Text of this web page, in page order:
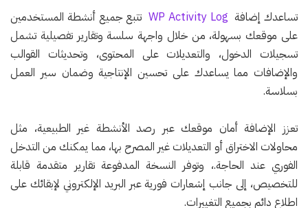
تساعدك إضافة WP Activity Log تتبع جميع أنشطة المستخدمين
على موقعك بسهولة، من خلال واجهة سلسة وتقارير تفصيلية تشمل
تسجيلات الدخول، والتعديلات على المحتوى، وتحديثات القوالب
والإضافات مما يساعدك على تحسين الإنتاجية وضمان سير العمل
بسلاسة.
تعزز الإضافة أمان موقعك عبر رصد الأنشطة غير الطبيعية، مثل
محاولات الاختراق أو التعديلات غير المصرح بها، مما يمكنك من التدخل
الفوري عند الحاجة.، وتوفر النسخة المدفوعة تقارير متقدمة قابلة
للتخصيص، إلى جانب إشعارات فورية عبر البريد الإلكتروني لإبقائك على
اطلاع دائم بجميع التغييرات.